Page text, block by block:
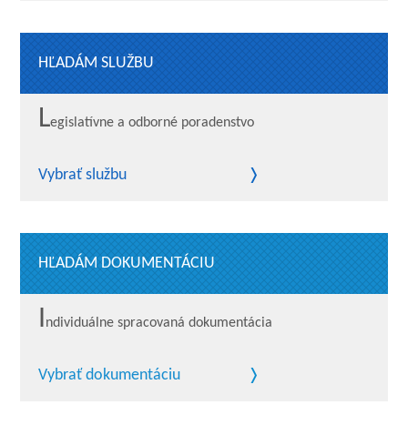
HĽADÁM SLUŽBU
Legislatívne a odborné poradenstvo
Vybrať službu
HĽADÁM DOKUMENTÁCIU
Individuálne spracovaná dokumentácia
Vybrať dokumentáciu